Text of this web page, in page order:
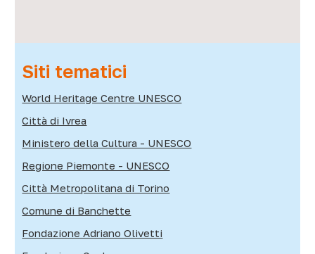
Siti tematici
World Heritage Centre UNESCO
Città di Ivrea
Ministero della Cultura - UNESCO
Regione Piemonte - UNESCO
Città Metropolitana di Torino
Comune di Banchette
Fondazione Adriano Olivetti